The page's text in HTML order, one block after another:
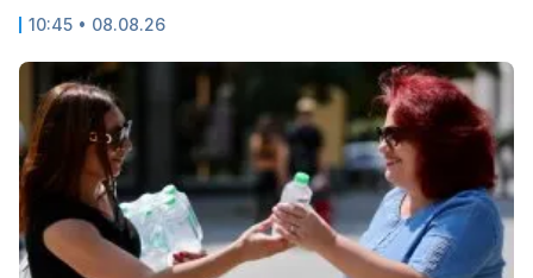
10:45 • 08.08.26